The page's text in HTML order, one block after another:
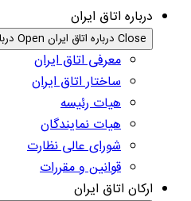
درباره اتاق ایران
Close درباره اتاق ایران Open درباره اتاق ایران
معرفی اتاق ایران
ساختار اتاق ایران
هیات رئیسه
هیات نمایندگان
شورای عالی نظارت
قوانین و مقررات
ارکان اتاق ایران